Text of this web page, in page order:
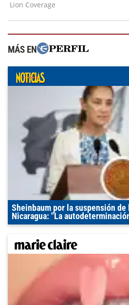
MÁS EN
Sheinbaum por la suspensión
Nicaragua: "La